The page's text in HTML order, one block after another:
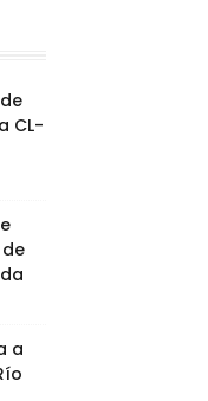
CL-
a